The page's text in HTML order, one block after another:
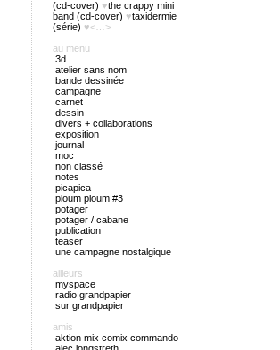
(cd-cover) ♥the crappy mini
band (cd-cover) ♥taxidermie
(série) ♥<…>
au menu
3d
atelier sans nom
bande dessinée
campagne
carnet
dessin
divers + collaborations
exposition
journal
moc
non classé
notes
picapica
ploum ploum #3
potager
potager / cabane
publication
teaser
une campagne nostalgique
ailleurs
myspace
radio grandpapier
sur grandpapier
amis
aktion mix comix commando